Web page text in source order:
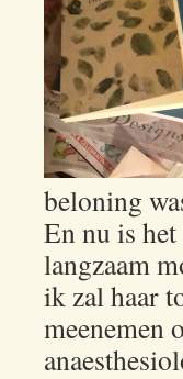
beloning
En nu is
langzaam
ik zal haar
meenemen